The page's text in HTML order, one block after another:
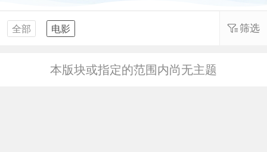
全部 电影 筛选
本版块或指定的范围内尚无主题